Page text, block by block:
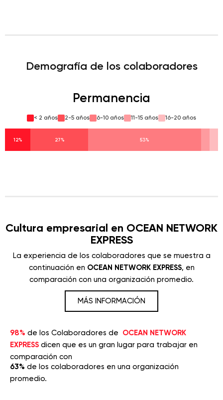
Demografía de los colaboradores
Permanencia
< 2 años 2-5 años 6-10 años 11-15 años 16-20 años
12% 27% 53%
Cultura empresarial en OCEAN NETWORK
EXPRESS
La experiencia de los colaboradores que se muestra a
continuación en OCEAN NETWORK EXPRESS, en
comparación con una organización promedio.
MÁS INFORMACIÓN
98% de los Colaboradores de OCEAN NETWORK
EXPRESS dicen que es un gran lugar para trabajar en
comparación con
63% de los colaboradores en una organización
promedio.